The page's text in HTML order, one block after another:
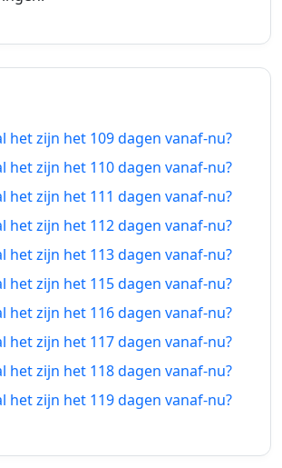
104
dagen
25-04-
2026
105
vanaf-nu
21-11-
2026
24-04-
2026
106
dagen
vanaf-nu
22-11-
2026
23-04-
2026
dagen
vanaf-nu
23-11-
2026
22-04-
108
dagen
24-11-
het zijn het 109 dagen vanaf-nu?
het zijn het 110 dagen vanaf-nu?
het zijn het 111 dagen vanaf-nu?
het zijn het 112 dagen vanaf-nu?
het zijn het 113 dagen vanaf-nu?
het zijn het 115 dagen vanaf-nu?
het zijn het 116 dagen vanaf-nu?
het zijn het 117 dagen vanaf-nu?
het zijn het 118 dagen vanaf-nu?
het zijn het 119 dagen vanaf-nu?